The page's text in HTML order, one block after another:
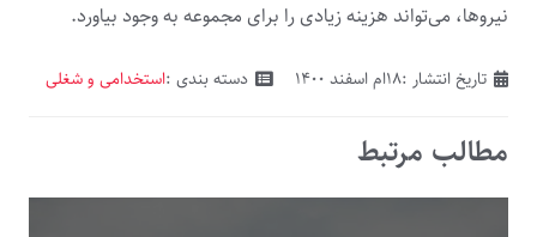
نیروها، می‌تواند هزینه زیادی را برای مجموعه به وجود بیاورد.
تاریخ انتشار :۱۸ام اسفند ۱۴۰۰ دسته بندی :استخدامی و شغلی
مطالب مرتبط